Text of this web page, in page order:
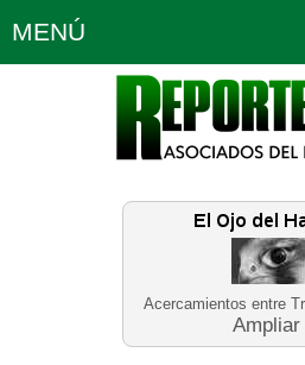
Acercamientos entre
Ampliar
MENÚ
Política Opinión
Planeta Tierra
Educación